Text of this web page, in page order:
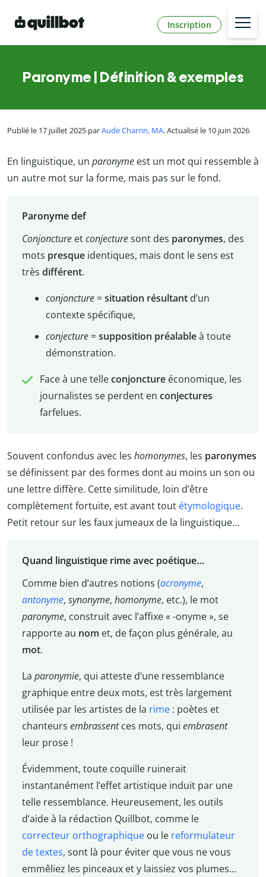
Inscription
Paronyme | Définition & exemples
Publié le 17 juillet 2025 parAude Charrin, MA. Actualisé le 10 juin 2026
En linguistique, un paronyme est un mot qui ressemble à
un autre mot sur la forme, mais pas sur le fond.
Paronyme def
Conjoncture etconjecturesont des paronymes, des
mots presqueidentiques, mais dont le sens est
très différent.
conjoncture=situation résultantd’un
contexte spécifique,
conjecture=supposition préalableà toute
démonstration.
Face à une telleconjonctureéconomique, les
journalistes se perdent en conjectures
farfelues.
Souvent confondus avec les homonymes, les paronymes
se définissent par des formes dont au moins un son ou
une lettre diffère. Cette similitude, loin d’être
complètement fortuite, est avant tout étymologique.
Petit retour sur les faux jumeaux de la linguistique…
Quand linguistique rime avec poétique…
Comme bien d’autres notions (acronyme,
antonyme, synonyme, homonyme, etc.), le mot
paronyme, construit avec l’affixe « -onyme », se
rapporte au nom et, de façon plus générale, au
mot.
La paronymie, qui atteste d’une ressemblance
graphique entre deux mots, est très largement
utilisée par les artistes de la rime: poètes et
chanteurs embrassentces mots, qui embrasent
leur prose !
Évidemment, toute coquille ruinerait
instantanément l’effet artistique induit par une
telle ressemblance. Heureusement, les outils
d’aide à la rédaction Quillbot, comme le
correcteur orthographiqueou le reformulateur
de textes, sont là pour éviter que vous ne vous
emmêliez les pinceaux et y laissiez vos plumes…